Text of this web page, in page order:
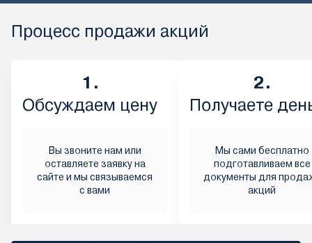
Процесс продажи акций
1.
Обсуждаем цену
Вы звоните нам или
оставляете заявку на
сайте и мы связываемся
с вами
2.
Получаете
Мы сами бесплатно
подготавливаем все
документы для
акций